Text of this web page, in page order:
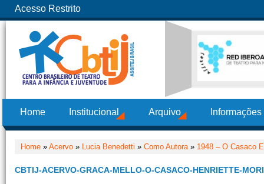
Acesso Restrito
Home Institucional Arquivo
Home » Acervo » Lucia Benedetti » Como Autora» 1948 – O Casaco
CBTIJ-ACERVO-GRACA-MELLO-O-CASACO-HENRIETTE-